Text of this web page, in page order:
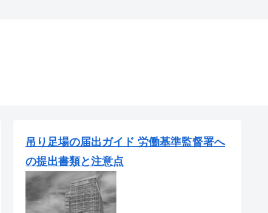
吊り足場の届出ガイド 労働基準監督署へ
の提出書類と注意点